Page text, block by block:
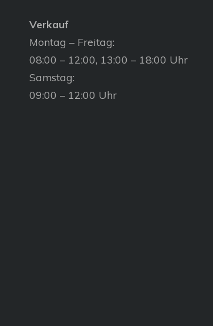
Verkauf
Montag – Freitag:
08:00 – 12:00, 13:00 – 18:00 Uhr
Samstag:
09:00 – 12:00 Uhr